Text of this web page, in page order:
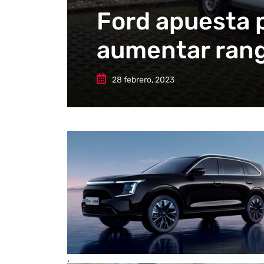
Ford apuesta
aumentar
28 febrero, 2023
.